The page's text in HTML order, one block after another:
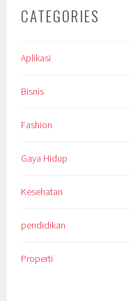
CATEGORIES
Aplikasi
Bisnis
Fashion
Gaya Hidup
Kesehatan
pendidikan
Properti